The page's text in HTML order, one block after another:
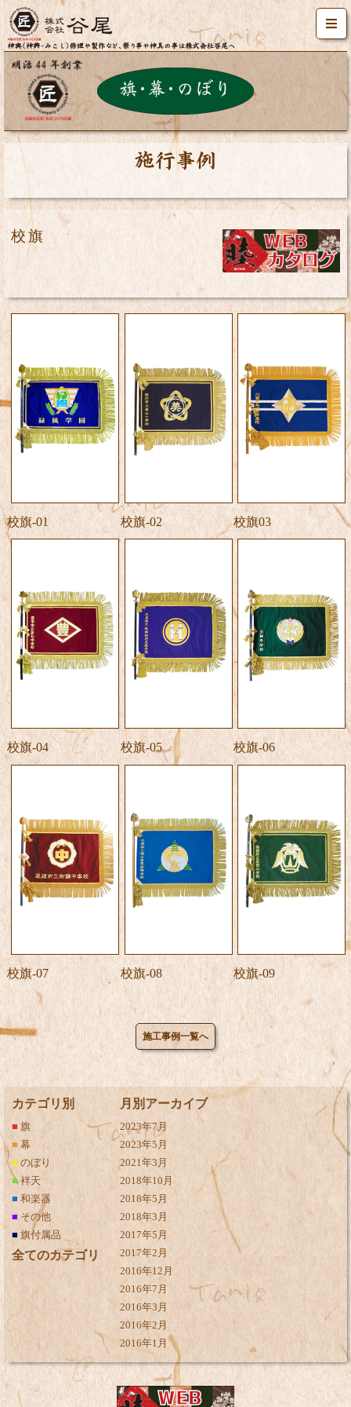
校旗
校旗-01 校旗-02 校旗03
校旗-04 校旗-05 校旗-06
校旗-07 校旗-08 校旗-09
施工事例一覧へ
カテゴリ別
■ 旗
■ 幕
■ のぼり
■ 袢天
■ 和楽器
■ その他
■ 旗付属品
全てのカテゴリ
月別アーカイブ
2023年7月
2023年5月
2021年3月
2018年10月
2018年5月
2018年3月
2017年5月
2017年2月
2016年12月
2016年7月
2016年3月
2016年2月
2016年1月